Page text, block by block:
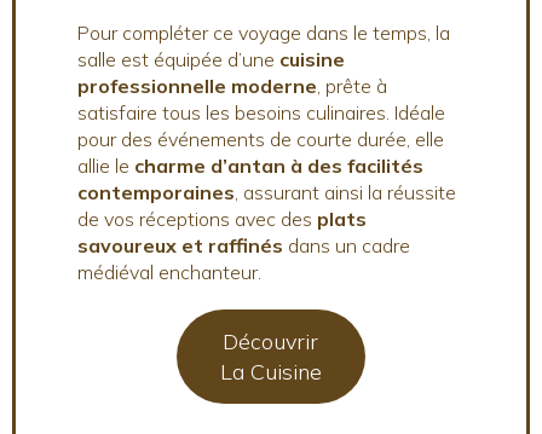
Pour compléter ce voyage dans le temps, la
salle est équipée d’une cuisine
professionnelle moderne , prête à
satisfaire tous les besoins culinaires. Idéale
pour des événements de courte durée, elle
allie le charme d’antan à des facilités
contemporaines , assurant ainsi la réussite
de vos réceptions avec des plats
savoureux et raffinés dans un cadre
médiéval enchanteur.
Découvrir
La Cuisine